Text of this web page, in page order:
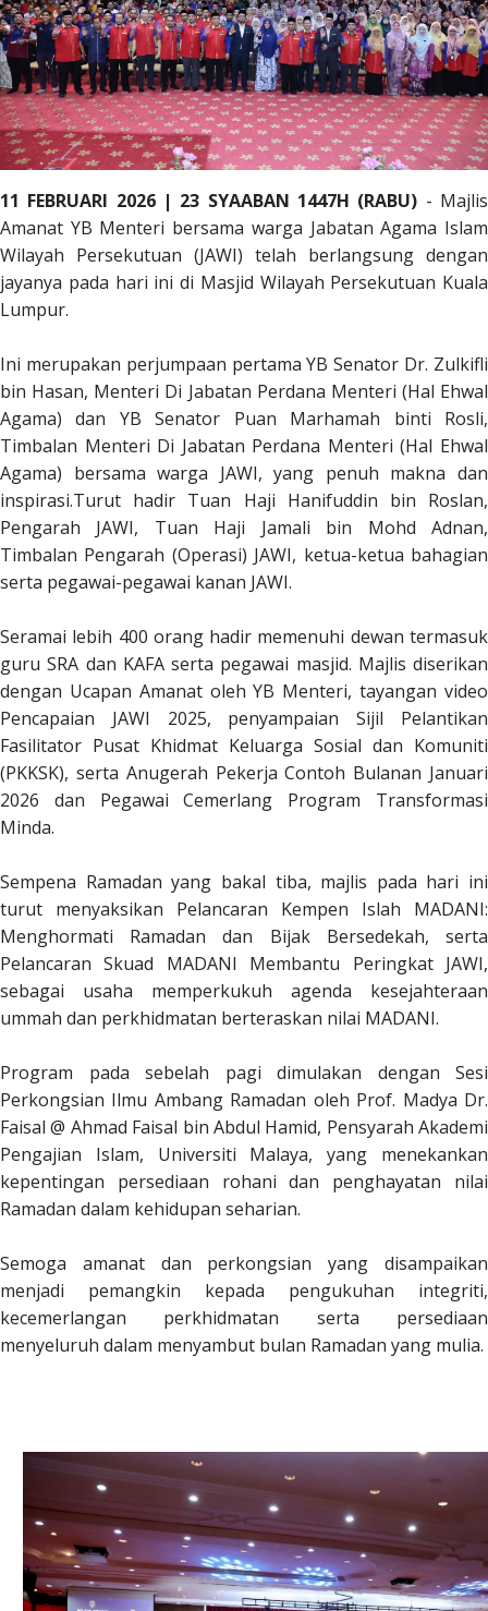
11 FEBRUARI 2026 | 23 SYAABAN 1447H (RABU) - Majlis
Amanat YB Menteri bersama warga Jabatan Agama Islam
Wilayah Persekutuan (JAWI) telah berlangsung dengan
jayanya pada hari ini di Masjid Wilayah Persekutuan Kuala
Lumpur.
Ini merupakan perjumpaan pertama YB Senator Dr. Zulkifli
bin Hasan, Menteri Di Jabatan Perdana Menteri (Hal Ehwal
Agama) dan YB Senator Puan Marhamah binti Rosli,
Timbalan Menteri Di Jabatan Perdana Menteri (Hal Ehwal
Agama) bersama warga JAWI, yang penuh makna dan
inspirasi.Turut hadir Tuan Haji Hanifuddin bin Roslan,
Pengarah JAWI, Tuan Haji Jamali bin Mohd Adnan,
Timbalan Pengarah (Operasi) JAWI, ketua-ketua bahagian
serta pegawai-pegawai kanan JAWI.
Seramai lebih 400 orang hadir memenuhi dewan termasuk
guru SRA dan KAFA serta pegawai masjid. Majlis diserikan
dengan Ucapan Amanat oleh YB Menteri, tayangan video
Pencapaian JAWI 2025, penyampaian Sijil Pelantikan
Fasilitator Pusat Khidmat Keluarga Sosial dan Komuniti
(PKKSK), serta Anugerah Pekerja Contoh Bulanan Januari
2026 dan Pegawai Cemerlang Program Transformasi
Minda.
Sempena Ramadan yang bakal tiba, majlis pada hari ini
turut menyaksikan Pelancaran Kempen Islah MADANI:
Menghormati Ramadan dan Bijak Bersedekah, serta
Pelancaran Skuad MADANI Membantu Peringkat JAWI,
sebagai usaha memperkukuh agenda kesejahteraan
ummah dan perkhidmatan berteraskan nilai MADANI.
Program pada sebelah pagi dimulakan dengan Sesi
Perkongsian Ilmu Ambang Ramadan oleh Prof. Madya Dr.
Faisal @ Ahmad Faisal bin Abdul Hamid, Pensyarah Akademi
Pengajian Islam, Universiti Malaya, yang menekankan
kepentingan persediaan rohani dan penghayatan nilai
Ramadan dalam kehidupan seharian.
Semoga amanat dan perkongsian yang disampaikan
menjadi pemangkin kepada pengukuhan integriti,
kecemerlangan perkhidmatan serta persediaan
menyeluruh dalam menyambut bulan Ramadan yang mulia.